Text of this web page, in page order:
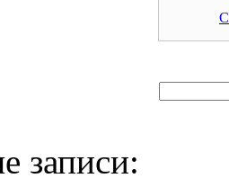
записи: